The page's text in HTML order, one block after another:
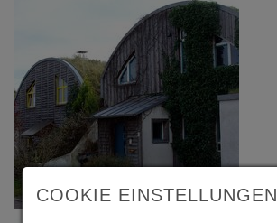
COOKIE EINSTELLUNGEN